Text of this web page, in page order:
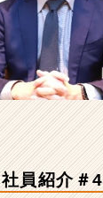
員紹介＃4